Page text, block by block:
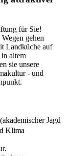
für Sie!
gehen
Landküche auf
altem
sie unsere
- und
Jagd
Klima